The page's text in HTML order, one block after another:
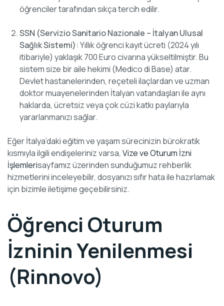
öğrenciler tarafından sıkça tercih edilir.
SSN (Servizio Sanitario Nazionale – İtalyan Ulusal
Sağlık Sistemi):Yıllık öğrenci kayıt ücreti (2024 yılı
itibariyle) yaklaşık 700 Euro civarına yükseltilmiştir. Bu
sistem size bir aile hekimi (Medico di Base) atar.
Devlet hastanelerinden, reçeteli ilaçlardan ve uzman
doktor muayenelerinden İtalyan vatandaşları ile aynı
haklarda, ücretsiz veya çok cüzi katkı paylarıyla
yararlanmanızı sağlar.
Eğer İtalya’daki eğitim ve yaşam sürecinizin bürokratik
kısmıyla ilgili endişeleriniz varsa, Vize ve Oturum İzni
İşlemlerisayfamız üzerinden sunduğumuz rehberlik
hizmetlerini inceleyebilir, dosyanızı sıfır hata ile hazırlamak
için bizimle iletişime geçebilirsiniz.
Öğrenci Oturum
İzninin Yenilenmesi
(Rinnovo)